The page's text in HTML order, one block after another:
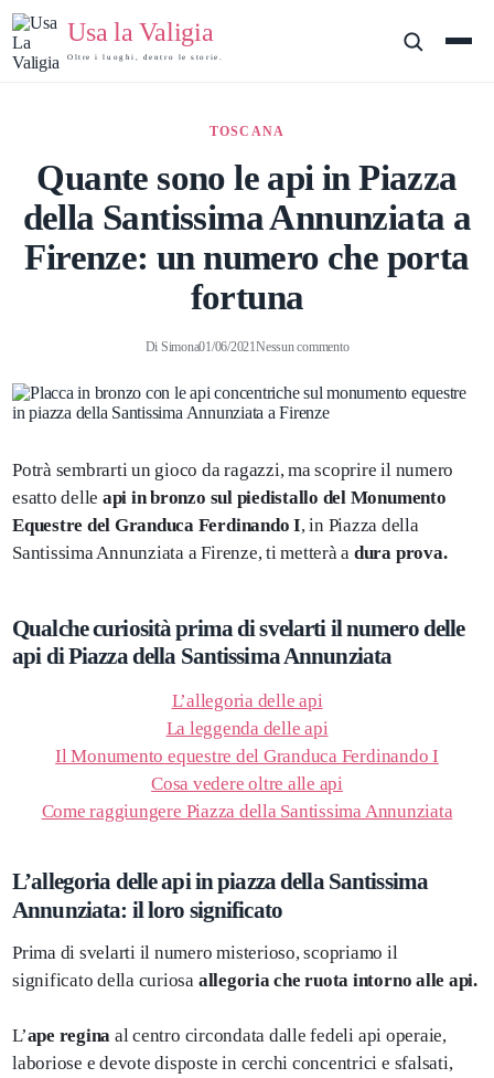
Usa la Valigia
Oltre i luoghi, dentro le storie.
TOSCANA
Quante sono le api in Piazza
della Santissima Annunziata a
Firenze: un numero che porta
fortuna
Di Simona01/06/2021Nessun commento
Potrà sembrarti un gioco da ragazzi, ma scoprire il numero
esatto delle api in bronzo sul piedistallo del Monumento
Equestre del Granduca Ferdinando I, in Piazza della
Santissima Annunziata a Firenze, ti metterà a dura prova.
Qualche curiosità prima di svelarti il numero delle
api di Piazza della Santissima Annunziata
L’allegoria delle api
La leggenda delle api
Il Monumento equestre del Granduca Ferdinando I
Cosa vedere oltre alle api
Come raggiungere Piazza della Santissima Annunziata
L’allegoria delle api in piazza della Santissima
Annunziata: il loro significato
Prima di svelarti il numero misterioso, scopriamo il
significato della curiosa allegoria che ruota intorno alle api.
L’ape regina al centro circondata dalle fedeli api operaie,
laboriose e devote disposte in cerchi concentrici e sfalsati,